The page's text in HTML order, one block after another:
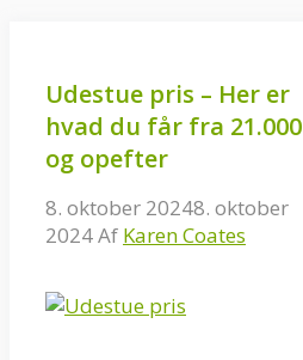
Udestue pris – Her er
hvad du får fra 21.000
og opefter
8. oktober 20248. oktober
2024Af Karen Coates